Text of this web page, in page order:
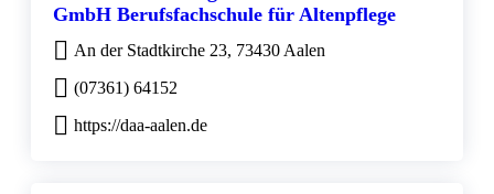
GmbH Berufsfachschule für Altenpflege
An der Stadtkirche 23, 73430 Aalen
(07361) 64152
https://daa-aalen.de